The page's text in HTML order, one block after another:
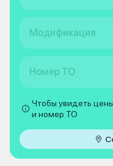
Модификация
Номер ТО
Чтобы увидеть
и номер ТО